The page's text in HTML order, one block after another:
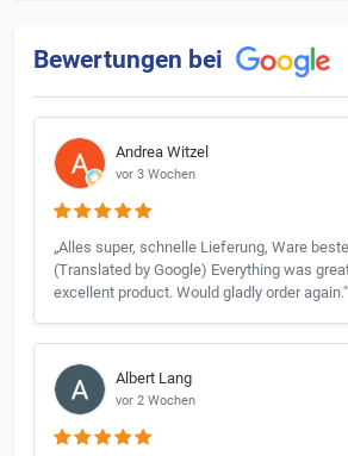
Bewertungen bei
Andrea Witzel
vor 3 Wochen
„Alles super, schnelle Lieferung, Ware
(Translated by Google) Everything was
excellent product. Would gladly order again."
Albert Lang
vor 2 Wochen